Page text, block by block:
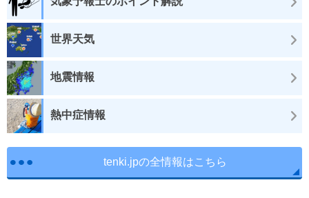
世界天気
地震情報
熱中症情報
tenki.jpの全情報はこちら